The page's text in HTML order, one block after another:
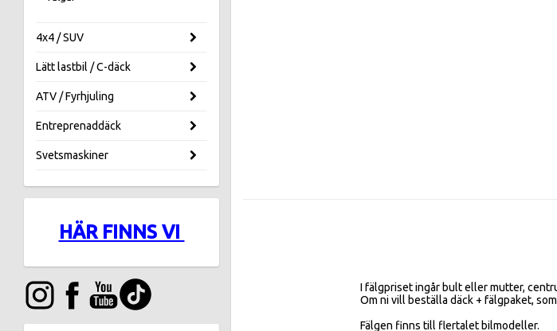
4x4 / SUV
Lätt lastbil / C-däck
ATV / Fyrhjuling
Entreprenaddäck
Svetsmaskiner
HÄR FINNS VI
I fälgpriset ingår bult eller mutter,
Om ni vill beställa däck + fälgpaket,